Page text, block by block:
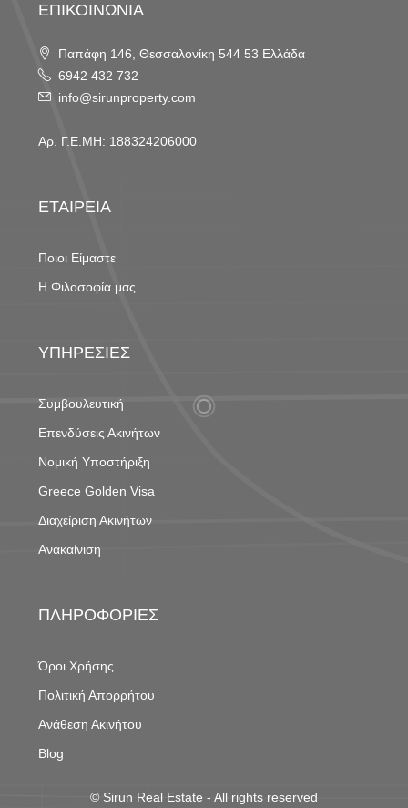
ΕΠΙΚΟΙΝΩΝΙΑ
Παπάφη 146, Θεσσαλονίκη 544 53 Ελλάδα
6942 432 732
info@sirunproperty.com
Αρ. Γ.Ε.ΜΗ: 188324206000
ΕΤΑΙΡΕΙΑ
Ποιοι Είμαστε
Η Φιλοσοφία μας
ΥΠΗΡΕΣΙΕΣ
Συμβουλευτική
Επενδύσεις Ακινήτων
Νομική Υποστήριξη
Greece Golden Visa
Διαχείριση Ακινήτων
Ανακαίνιση
ΠΛΗΡΟΦΟΡΙΕΣ
Όροι Χρήσης
Πολιτική Απορρήτου
Ανάθεση Ακινήτου
Blog
© Sirun Real Estate - All rights reserved